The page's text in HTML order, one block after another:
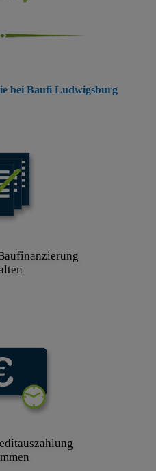
bei Baufi Ludwigsburg